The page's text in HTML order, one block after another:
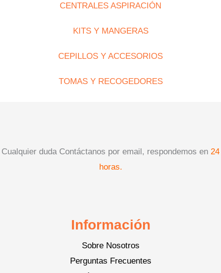
CENTRALES ASPIRACIÓN
KITS Y MANGERAS
CEPILLOS Y ACCESORIOS
TOMAS Y RECOGEDORES
Cualquier duda Contáctanos por email, respondemos en 24
horas.
Información
Sobre Nosotros
Perguntas Frecuentes